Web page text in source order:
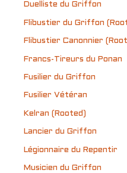
Duelliste du Griffon
Flibustier du Griffon
Flibustier Canonnier
Francs-Tireurs du Ponan
Fusilier du Griffon
Fusilier Vétéran
Kelran (Rooted)
Lancier du Griffon
Légionnaire du Repentir
Musicien du Griffon